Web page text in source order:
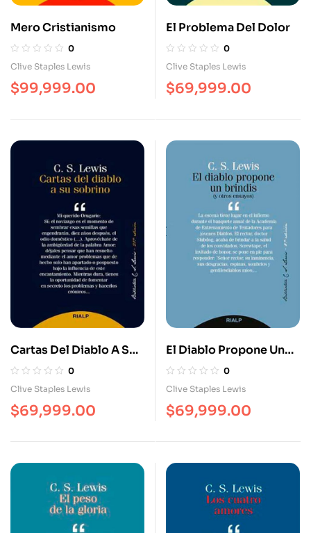
Mero Cristianismo
0
Clive Staples Lewis
$99,999.00
El Problema Del Dolor
0
Clive Staples Lewis
$69,999.00
Cartas Del Diablo A Su
Sobrino
0
Clive Staples Lewis
$69,999.00
El Diablo Propone Un
Brindis
0
Clive Staples Lewis
$69,999.00